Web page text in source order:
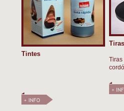
Tintes
Tiras
Tiras